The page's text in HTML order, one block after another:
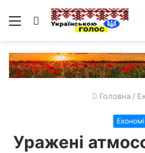
Меню Пошук
Головна /
Уражені